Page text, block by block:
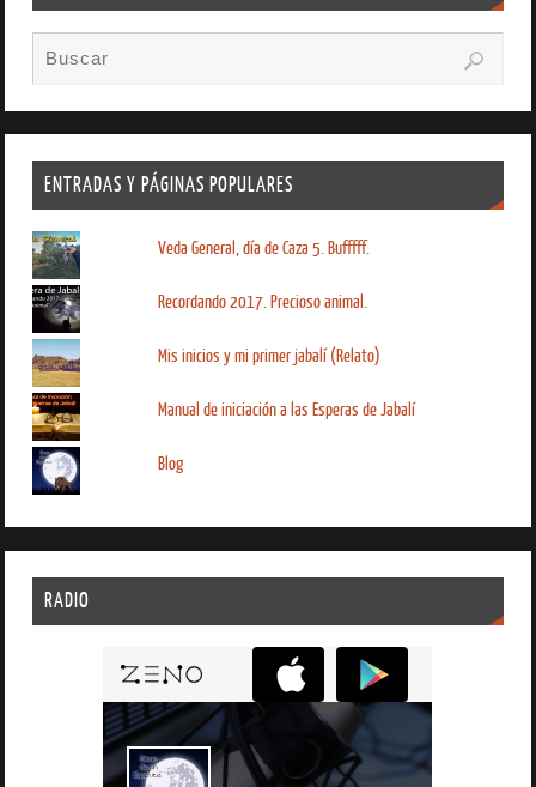
ENTRADAS Y PÁGINAS POPULARES
Veda General, día de Caza 5. Bufffff.
Recordando 2017. Precioso animal.
Mis inicios y mi primer jabalí (Relato)
Manual de iniciación a las Esperas de Jabalí
Blog
RADIO